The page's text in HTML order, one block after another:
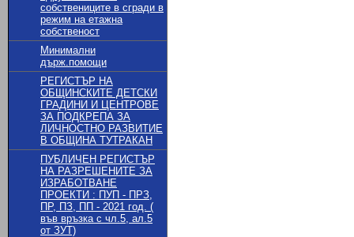
собствениците в сгради в
режим на етажна
собственост
Минимални
държ.помощи
РЕГИСТЪР НА
ОБЩИНСКИТЕ ДЕТСКИ
ГРАДИНИ И ЦЕНТРОВЕ
ЗА ПОДКРЕПА ЗА
ЛИЧНОСТНО РАЗВИТИЕ
В ОБЩИНА ТУТРАКАН
ПУБЛИЧЕН РЕГИСТЪР
НА РАЗРЕШЕНИТЕ ЗА
ИЗРАБОТВАНЕ
ПРОЕКТИ : ПУП - ПРЗ,
ПР, ПЗ, ПП - 2021 год. (
във връзка с чл.5, ал.5
от ЗУТ)